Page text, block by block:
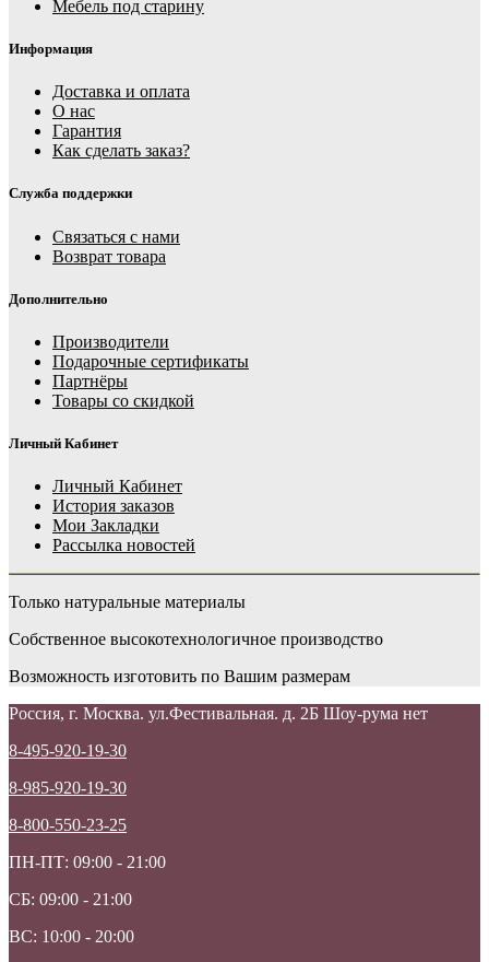
Мебель под старину
Информация
Доставка и оплата
О нас
Гарантия
Как сделать заказ?
Служба поддержки
Связаться с нами
Возврат товара
Дополнительно
Производители
Подарочные сертификаты
Партнёры
Товары со скидкой
Личный Кабинет
Личный Кабинет
История заказов
Мои Закладки
Рассылка новостей
Только натуральные материалы
Собственное высокотехнологичное производство
Возможность изготовить по Вашим размерам
Россия, г. Москва. ул.Фестивальная. д. 2Б Шоу-рума нет
8-495-920-19-30
8-985-920-19-30
8-800-550-23-25
ПН-ПТ: 09:00 - 21:00
СБ: 09:00 - 21:00
ВС: 10:00 - 20:00